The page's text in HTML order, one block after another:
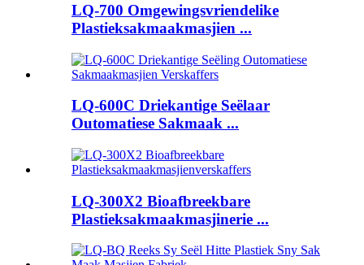
LQ-700 Omgewingsvriendelike
Plastieksakmaakmasjien ...
LQ-600C Driekantige Seëlaar
Outomatiese Sakmaak ...
LQ-300X2 Bioafbreekbare
Plastieksakmaakmasjinerie ...